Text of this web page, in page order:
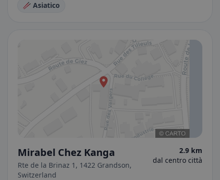
🥢 Asiatico
Mirabel Chez Kanga
Rte de la Brinaz 1, 1422 Grandson,
Switzerland
2.9 km
dal centro città